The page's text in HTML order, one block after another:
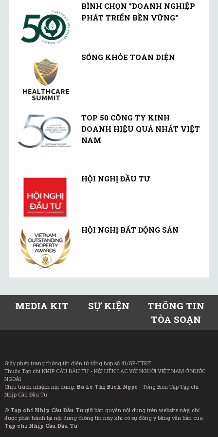
BÌNH CHỌN "DOANH NGHIỆP
PHÁT TRIỂN BỀN VỮNG"
SỐNG KHỎE TOÀN DIỆN
TOP 50 CÔNG TY KINH
DOANH HIỆU QUẢ NHẤT VIỆT
NAM
HỘI NGHỊ ĐẦU TƯ
HỘI NGHỊ BẤT ĐỘNG SẢN
MEDIA KIT SỰ KIỆN
THÔNG TIN
TÒA SOẠN
Giấy phép trang thông tin điện tử tổng hợp số 41/GP-TTĐT
Thuộc Tạp chí NHỊP CẦU ĐẦU TƯ - HỘI LIÊN LẠC VỚI NGƯỜI VIỆT NAM Ở NƯỚC
NGOÀI
Chịu trách nhiệm nội dung: Bà Lê Thị Bích Ngọc - Tổng Biên Tập Tạp chí
Nhịp Cầu Đầu Tư
© Tạp chí Nhịp Cầu Đầu Tưgiữ bản quyền nội dung trên website này; chỉ
được phát hành lại nội dung thông tin này khi có sự đồng ý bằng văn bản của
Tạp chí Nhịp Cầu Đầu Tư